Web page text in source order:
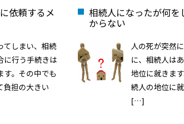
依頼するメ
てしまい、相続
に行う手続きは
す。その中でも
負担の大きい
相続人になったが何を
からない
人の死が突然
に、相続人は
地位に就きま
続人の地位に
[…]